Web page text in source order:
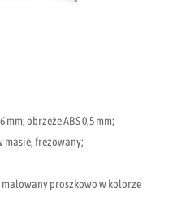
obrzeże ABS 0,5 mm;
masie, frezowany;
malowany proszkowo w kolorze